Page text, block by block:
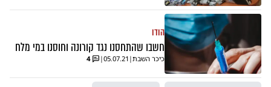
הודו
חשבו שהתחסנו נגד קורונה וחוסנו במי מלח
כיכר השבת|
05.07.21
|
4